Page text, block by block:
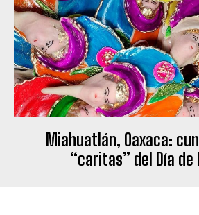
Miahuatlán, Oaxaca:
“caritas” del Día